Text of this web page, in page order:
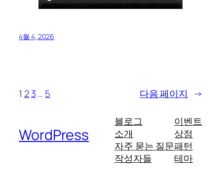
4월 4, 2026
1 2 3… 5 다음 페이지 →
WordPress
블로그
소개
자주 묻는 질문
작성자들
이벤트
상점
패턴
테마